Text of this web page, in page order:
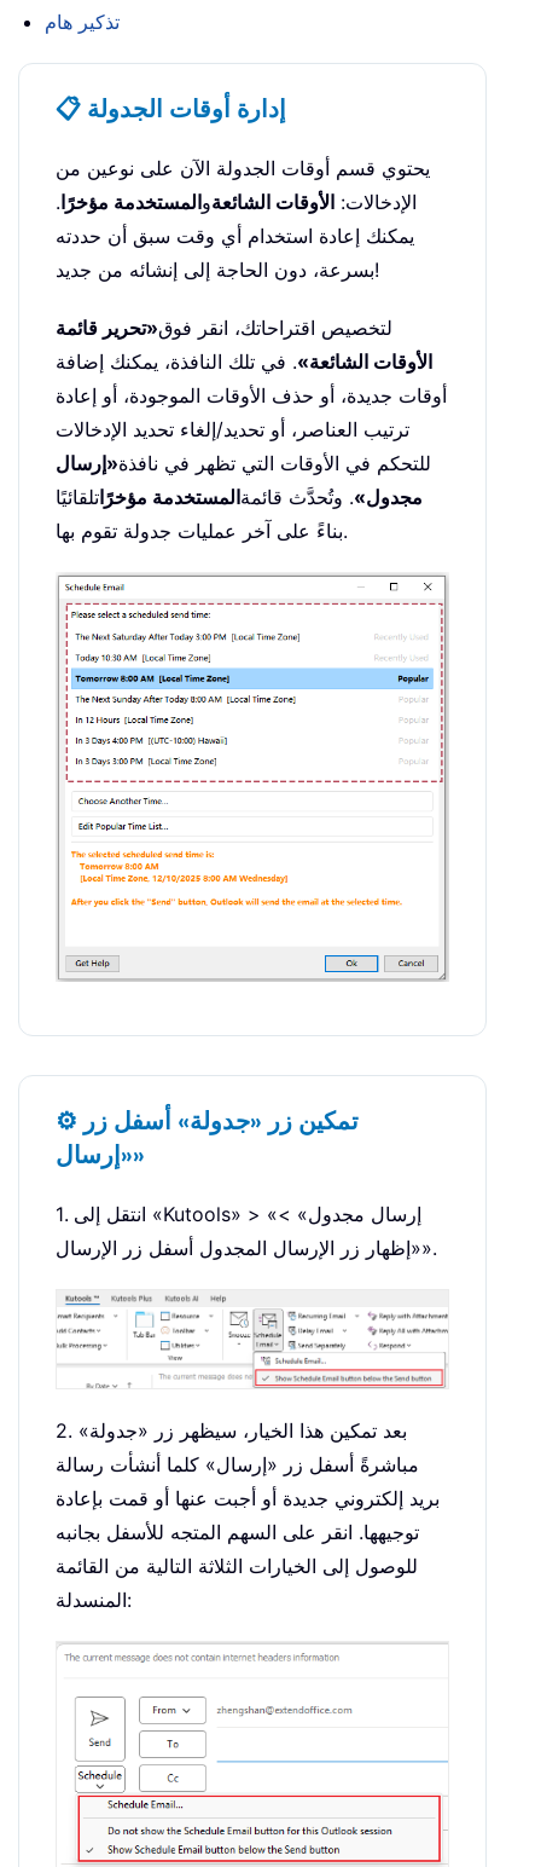
تذكير هام
📋 إدارة أوقات الجدولة
يحتوي قسم أوقات الجدولة الآن على نوعين من
الإدخالات: الأوقات الشائعةوالمستخدمة مؤخرًا.
يمكنك إعادة استخدام أي وقت سبق أن حددته
بسرعة، دون الحاجة إلى إنشائه من جديد!
لتخصيص اقتراحاتك، انقر فوق«تحرير قائمة
الأوقات الشائعة». في تلك النافذة، يمكنك إضافة
أوقات جديدة، أو حذف الأوقات الموجودة، أو إعادة
ترتيب العناصر، أو تحديد/إلغاء تحديد الإدخالات
للتحكم في الأوقات التي تظهر في نافذة«إرسال
مجدول». وتُحدَّث قائمةالمستخدمة مؤخرًاتلقائيًا
بناءً على آخر عمليات جدولة تقوم بها.
⚙️ تمكين زر «جدولة» أسفل زر
«إرسال»
1. انتقل إلى «Kutools» > «إرسال مجدول» >
«إظهار زر الإرسال المجدول أسفل زر الإرسال».
2. بعد تمكين هذا الخيار، سيظهر زر «جدولة»
مباشرةً أسفل زر «إرسال» كلما أنشأت رسالة
بريد إلكتروني جديدة أو أجبت عنها أو قمت بإعادة
توجيهها. انقر على السهم المتجه للأسفل بجانبه
للوصول إلى الخيارات الثلاثة التالية من القائمة
المنسدلة: